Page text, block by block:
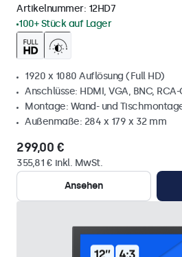
Artikelnummer: 12HD7
100+ Stück auf Lager
1920 x 1080 Auflösung (Full HD)
Anschlüsse: HDMI, VGA, BNC,
Montage: Wand- und
Außenmaße: 284 x 179 x 32 mm
299,00 €
355,81 € inkl. MwSt.
Ansehen